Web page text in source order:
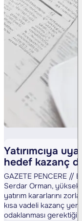
Yatırımcıya
hedef kazanç
GAZETE PENCERE //
Serdar Orman,
yatırım kararlarını
kısa vadeli kazanç
odaklanması